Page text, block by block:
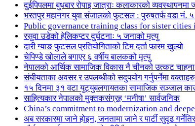
दुईपिपलमा बुधबार रोपाइ जात्राः कलाकारको व्यवस्थापनमा
भरतपुर महानगर युवा संजालको फुटसल : पुरुषतर्फ वडा नं. ५
Public governance training class for sister
रसुवा उडेको हेलिकप्टर दुर्घटनाः ५ जनाको मृत्यु
दारी ग्याङ फुटसल प्रतियोगिताको टिम दर्ता फारम खुल्यो
चेपिण्डे खोलाले बगाएर ६ वर्षीय बालकको मृत्यु
नेपालको आर्थिक सामाजिक विकास नै चीनको उत्कट
संघीयताका अवसर र उपलब्धीको सदुपयोग गर्नुपर्नेमा
१५ दिनमा ३१ वटा युट्युबलगायतका सामाजिक सञ्जाल
साहित्यकार नेपालको मुक्तकसंग्रह ‘मनीषा’ सार्वजनिक
China’s commitment to modernization and
अब सरकारमा जाने होइन, जनतामा जाने र पार्टी सुदृढ